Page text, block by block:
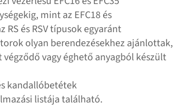
mint az EFC18 és
és RSV típusok egyaránt
olyan berendezésekhez ajánlottak,
vagy éghető anyagból készült
kandallóbetétek
listája található.